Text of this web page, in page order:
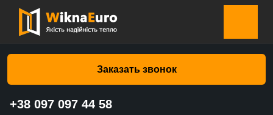
Заказать звонок
+38 097 097 44 58
Главная страница»Каталог
Москитная сетка Дверная – раздвижная – одностворчатая –